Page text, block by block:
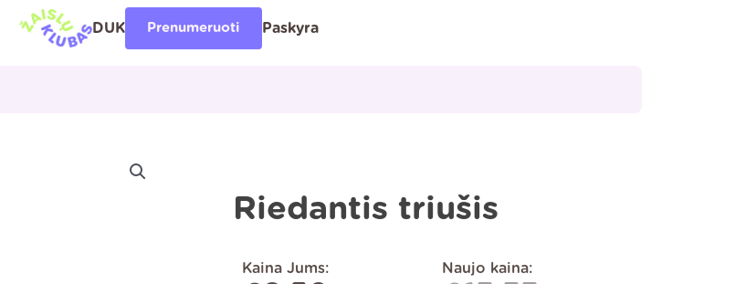
DUK Prenumeruoti Paskyra
Riedantis triušis
Kaina Jums: Naujo kaina: